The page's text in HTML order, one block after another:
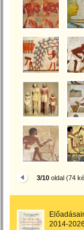
3/10 oldal (74
2014-2026